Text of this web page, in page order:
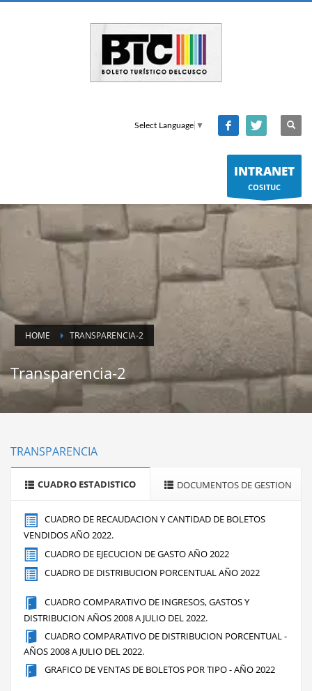
Select Language ▼
INTRANET
COSITUC
HOME TRANSPARENCIA-2
Transparencia-2
TRANSPARENCIA
CUADRO ESTADISTICO DOCUMENTOS DE GESTION
CUADRO DE RECAUDACION Y CANTIDAD DE BOLETOS
VENDIDOS AÑO 2022.
CUADRO DE EJECUCION DE GASTO AÑO 2022
CUADRO DE DISTRIBUCION PORCENTUAL AÑO 2022
CUADRO COMPARATIVO DE INGRESOS, GASTOS Y
DISTRIBUCION AÑOS 2008 A JULIO DEL 2022.
CUADRO COMPARATIVO DE DISTRIBUCION PORCENTUAL -
AÑOS 2008 A JULIO DEL 2022.
GRAFICO DE VENTAS DE BOLETOS POR TIPO - AÑO 2022